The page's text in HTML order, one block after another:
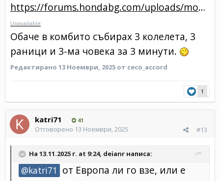
https://forums.hondabg.com/uploads/monthly_2024_06/VID_20240618_203630.mp4.d215a13459e2395d1c0afd50b4edbc28.mp4
Unavailable
Обаче в комбито събирах 3 колелета, 3
раници и 3-ма човека за 3 минути.
Редактирано 13 Ноември, 2025 от ceco_accord
1
katri71 41
#13
Отговорено 13 Ноември, 2025
На 13.11.2025 г. at 9:24, deianr написа:
@katri71
от Европа ли го взе, или е